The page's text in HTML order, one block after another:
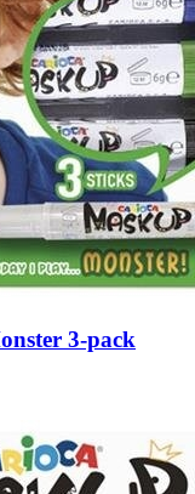
3-pack